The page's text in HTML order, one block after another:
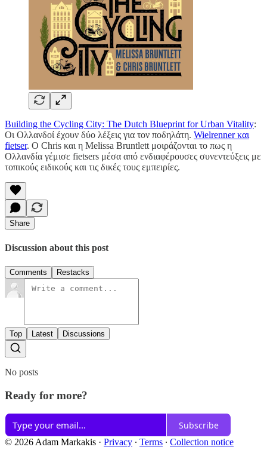
Building the Cycling City: The Dutch Blueprint for Urban Vitality:
Οι Ολλανδοί έχουν δύο λέξεις για τον ποδηλάτη. Wielrenner και
fietser. Ο Chris και η Melissa Bruntlett μοιράζονται το πως η
Ολλανδία γέμισε fietsers μέσα από ενδιαφέρουσες συνεντεύξεις με
τοπικούς ειδικούς και τις δικές τους εμπειρίες.
Share
Discussion about this post
Comments Restacks
Top Latest Discussions
No posts
Ready for more?
Subscribe
© 2026 Adam Markakis · Privacy ∙ Terms ∙ Collection notice